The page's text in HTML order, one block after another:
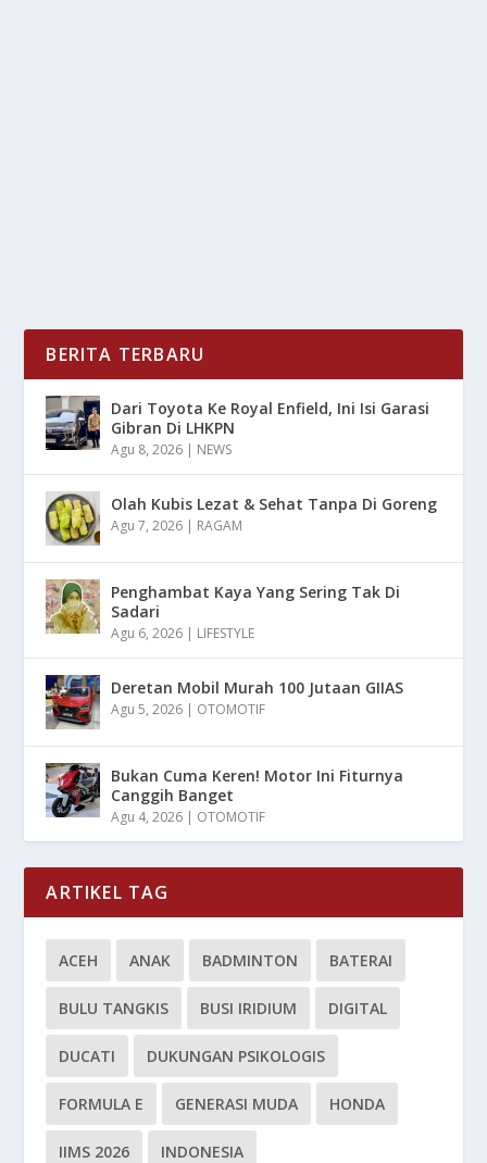
BERITA TERBARU
Dari Toyota Ke Royal Enfield, Ini Isi Garasi
Gibran Di LHKPN
Agu 8, 2026 | NEWS
Olah Kubis Lezat & Sehat Tanpa Di Goreng
Agu 7, 2026 | RAGAM
Penghambat Kaya Yang Sering Tak Di
Sadari
Agu 6, 2026 | LIFESTYLE
Deretan Mobil Murah 100 Jutaan GIIAS
Agu 5, 2026 | OTOMOTIF
Bukan Cuma Keren! Motor Ini Fiturnya
Canggih Banget
Agu 4, 2026 | OTOMOTIF
ARTIKEL TAG
ACEH ANAK BADMINTON BATERAI
BULU TANGKIS BUSI IRIDIUM DIGITAL
DUCATI DUKUNGAN PSIKOLOGIS
FORMULA E GENERASI MUDA HONDA
IIMS 2026 INDONESIA